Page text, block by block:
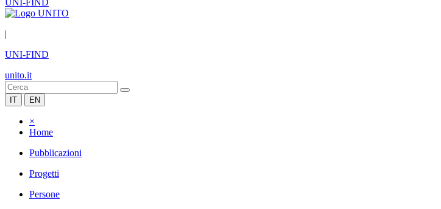
UNI-FIND
|
UNI-FIND
unito.it
IT EN
×
Home
Pubblicazioni
Progetti
Persone